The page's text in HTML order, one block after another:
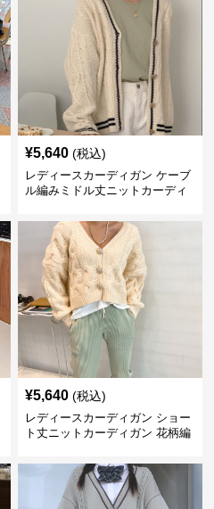
¥5,640 (税込)
レディースカーディガン ケーブ
ル編みミドル丈ニットカーディ
¥5,640 (税込)
レディースカーディガン ショー
ト丈ニットカーディガン 花柄編